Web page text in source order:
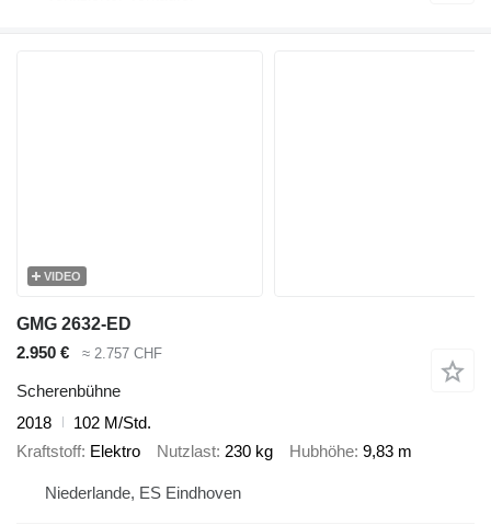
VIDEO
GMG 2632-ED
2.950 €
≈ 2.757 CHF
Scherenbühne
2018
102 M/Std.
Kraftstoff Elektro Nutzlast 230 kg Hubhöhe 9,83 m
Niederlande, ES Eindhoven